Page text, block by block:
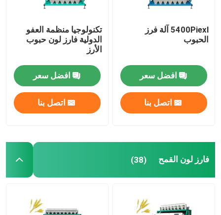
معلومات عنا
جولة في المعمل
مراقبة الجودة
اتصل بنا
أخبار
5400Piexl آلة فرز
الحبوب
افضل سعر
اتصل بنا
تكنولوجيا منظمة العفو
الدولية فارز لون حبوب
الأرز
افضل سعر
اتصل بنا
فارز لون القمح (38)